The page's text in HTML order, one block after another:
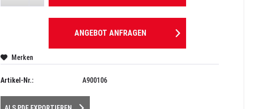
ANGEBOT ANFRAGEN
Merken
Artikel-Nr.: A900106